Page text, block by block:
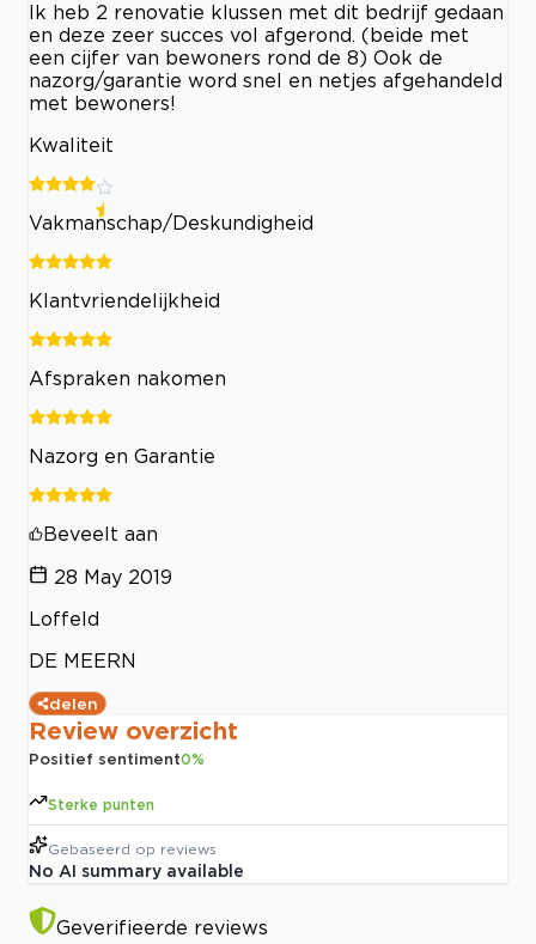
Ik heb 2 renovatie klussen met dit bedrijf gedaan
en deze zeer succes vol afgerond. (beide met
een cijfer van bewoners rond de 8) Ook de
nazorg/garantie word snel en netjes afgehandeld
met bewoners!
Kwaliteit
Vakmanschap/Deskundigheid
Klantvriendelijkheid
Afspraken nakomen
Nazorg en Garantie
Beveelt aan
28 May 2019
Loffeld
DE MEERN
delen
Review overzicht
Positief sentiment0%
Sterke punten
Gebaseerd op reviews
No AI summary available
Geverifieerde reviews